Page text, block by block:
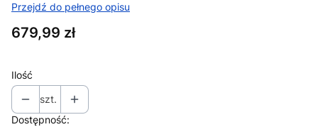
Przejdź do pełnego opisu
Cena
679,99 zł
Ilość
szt.
Dostępność: